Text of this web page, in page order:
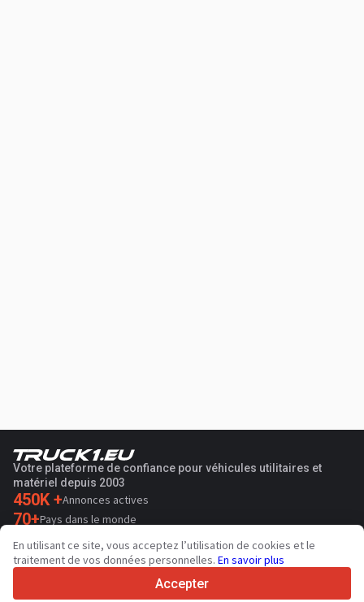
Votre plateforme de confiance pour véhicules utilitaires et
matériel depuis 2003
450K +Annonces actives
70+Pays dans le monde
36 Langues prises en charge
4.7/5
En utilisant ce site, vous acceptez l’utilisation de cookies et le
traitement de vos données personnelles. En savoir plus
Accepter